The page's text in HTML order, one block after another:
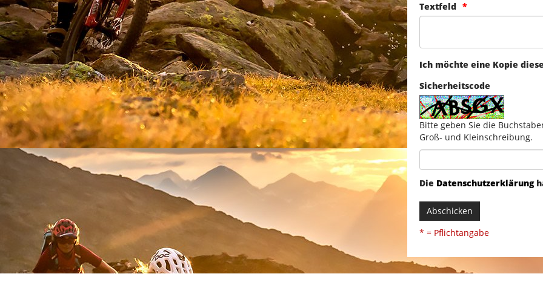
Textfeld
Ich möchte eine Kopie
Sicherheitscode
Bitte geben Sie die
Groß- und Kleinschreibung.
Die Datenschutzerklärung
Abschicken
* = Pflichtangabe